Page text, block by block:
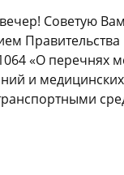
Советую
«О перечнях
и